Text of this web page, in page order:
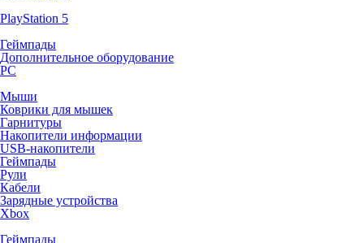
PlayStation 5
Геймпады
Дополнительное оборудование
PC
Мыши
Коврики для мышек
Гарнитуры
Накопители информации
USB-накопители
Геймпады
Рули
Кабели
Зарядные устройства
Xbox
Геймпады